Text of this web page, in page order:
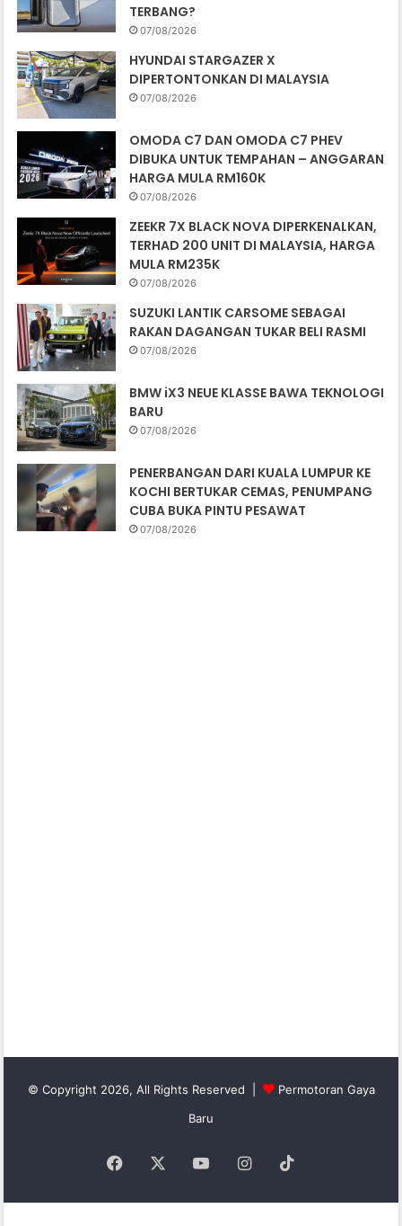
TERBANG?
07/08/2026
HYUNDAI STARGAZER X
DIPERTONTONKAN DI MALAYSIA
07/08/2026
OMODA C7 DAN OMODA C7 PHEV
DIBUKA UNTUK TEMPAHAN – ANGGARAN
HARGA MULA RM160K
07/08/2026
ZEEKR 7X BLACK NOVA DIPERKENALKAN,
TERHAD 200 UNIT DI MALAYSIA, HARGA
MULA RM235K
07/08/2026
SUZUKI LANTIK CARSOME SEBAGAI
RAKAN DAGANGAN TUKAR BELI RASMI
07/08/2026
BMW iX3 NEUE KLASSE BAWA TEKNOLOGI
BARU
07/08/2026
PENERBANGAN DARI KUALA LUMPUR KE
KOCHI BERTUKAR CEMAS, PENUMPANG
CUBA BUKA PINTU PESAWAT
07/08/2026
© Copyright 2026, All Rights Reserved |
Permotoran Gaya
Baru
Facebook YouTubeInstagram